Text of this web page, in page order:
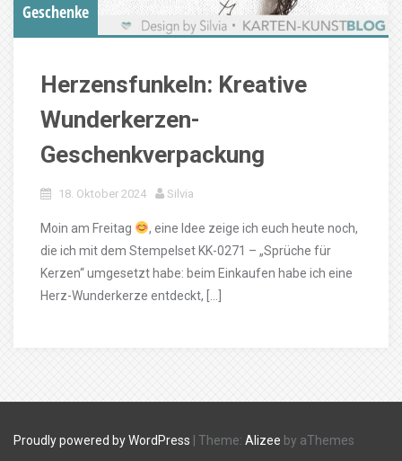
Geschenke
Herzensfunkeln: Kreative
Wunderkerzen-
Geschenkverpackung
18. Oktober 2024 Silvia
Moin am Freitag
, eine Idee zeige ich euch heute noch,
die ich mit dem Stempelset KK-0271 – „Sprüche für
Kerzen“ umgesetzt habe: beim Einkaufen habe ich eine
Herz-Wunderkerze entdeckt, […]
Proudly powered by WordPress Theme: Alizee by aThemes